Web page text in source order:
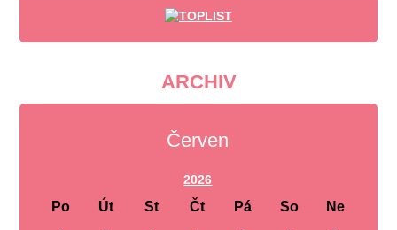
ARCHIV
Červen
2026
Po Út St Čt Pá So Ne